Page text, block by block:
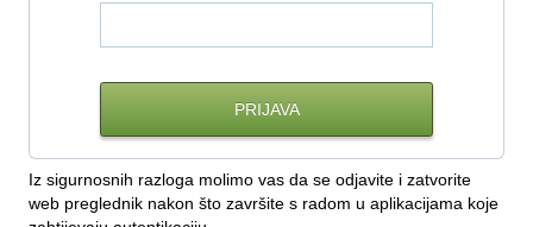
Iz sigurnosnih razloga molimo vas da se odjavite i zatvorite
web preglednik nakon što završite s radom u aplikacijama koje